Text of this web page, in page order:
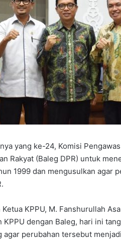
yang ke-24, Komisi
Rakyat (Baleg DPR) untuk
1999 dan mengusulkan agar
KPPU, M. Fanshurullah
dengan Baleg, hari ini
agar perubahan tersebut